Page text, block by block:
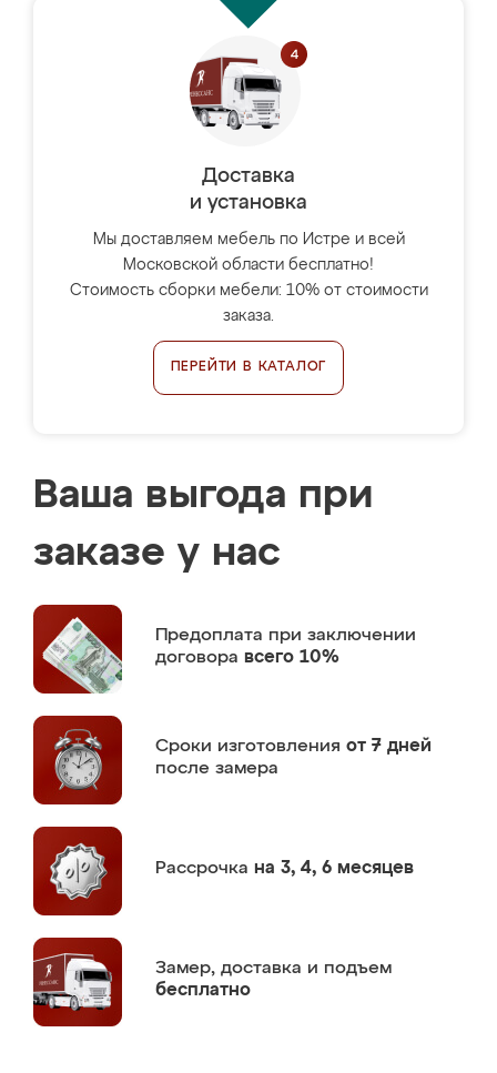
Доставка
и установка
Мы доставляем мебель по Истре и всей
Московской области бесплатно!
Стоимость сборки мебели: 10% от стоимости
заказа.
ПЕРЕЙТИ В КАТАЛОГ
Ваша выгода при
заказе у нас
Предоплата при заключении
договора всего 10%
Сроки изготовления от 7 дней
после замера
Рассрочка на 3, 4, 6 месяцев
Замер, доставка и подъем
бесплатно